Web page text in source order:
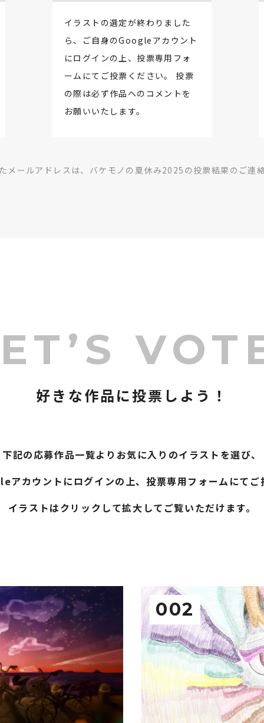
イラストの選定が終わりました
ら、ご自身のGoogleアカウント
にログインの上、投票専用フォ
ームにてご投票ください。 投票
の際は必ず作品へのコメントを
お願いいたします。
メールアドレスは、バケモノの夏休み2025の投票結果のご連
好きな作品に投票しよう！
下記の応募作品一覧よりお気に入りのイラストを選び、
アカウントにログインの上、投票専用フォームにてご
イラストはクリックして拡大してご覧いただけます。
002